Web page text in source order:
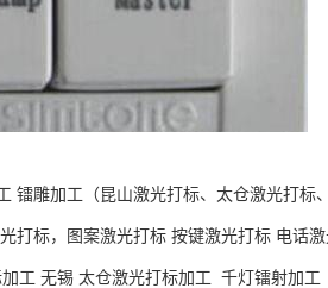
镭雕加工（昆山激光打标、太仓激光打标
打标，图案激光打标 按键激光打标 电话
工 无锡 太仓激光打标加工 千灯镭射加